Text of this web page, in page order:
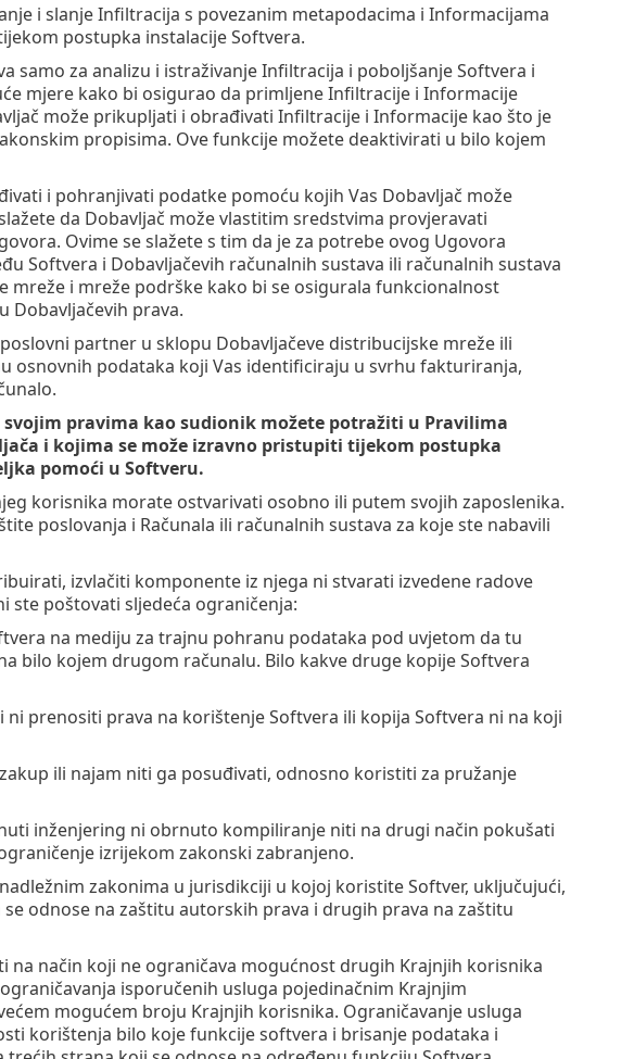
i slanje Infiltracija s povezanim metapodacima i Informacijama
postupka instalacije Softvera.
za analizu i istraživanje Infiltracija i poboljšanje Softvera i
mjere kako bi osigurao da primljene Infiltracije i Informacije
može prikupljati i obrađivati Infiltracije i Informacije kao što je
propisima. Ove funkcije možete deaktivirati u bilo kojem
i pohranjivati podatke pomoću kojih Vas Dobavljač može
da Dobavljač može vlastitim sredstvima provjeravati
Ovime se slažete s tim da je za potrebe ovog Ugovora
Softvera i Dobavljačevih računalnih sustava ili računalnih sustava
i mreže podrške kako bi se osigurala funkcionalnost
Dobavljačevih prava.
partner u sklopu Dobavljačeve distribucijske mreže ili
osnovnih podataka koji Vas identificiraju u svrhu fakturiranja,
pravima kao sudionik možete potražiti u Pravilima
i kojima se može izravno pristupiti tijekom postupka
pomoći u Softveru.
korisnika morate ostvarivati osobno ili putem svojih zaposlenika.
poslovanja i Računala ili računalnih sustava za koje ste nabavili
izvlačiti komponente iz njega ni stvarati izvedene radove
ste poštovati sljedeća ograničenja:
na mediju za trajnu pohranu podataka pod uvjetom da tu
bilo kojem drugom računalu. Bilo kakve druge kopije Softvera
prenositi prava na korištenje Softvera ili kopija Softvera ni na koji
ili najam niti ga posuđivati, odnosno koristiti za pružanje
inženjering ni obrnuto kompiliranje niti na drugi način pokušati
izrijekom zakonski zabranjeno.
zakonima u jurisdikciji u kojoj koristite Softver, uključujući,
odnose na zaštitu autorskih prava i drugih prava na zaštitu
na način koji ne ograničava mogućnost drugih Krajnjih korisnika
isporučenih usluga pojedinačnim Krajnjim
mogućem broju Krajnjih korisnika. Ograničavanje usluga
korištenja bilo koje funkcije softvera i brisanje podataka i